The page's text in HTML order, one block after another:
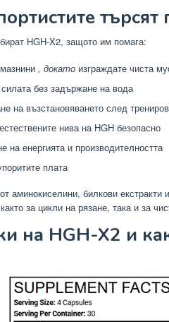
търсят
HGH-X2, защото им помага:
, докато изграждате чиста
без задържане на вода
на възстановяването след
нива на HGH безопасно
на енергията и производителността
плата
аминокиселини, билкови
за цикли на рязане, така и за
на HGH-X2 и